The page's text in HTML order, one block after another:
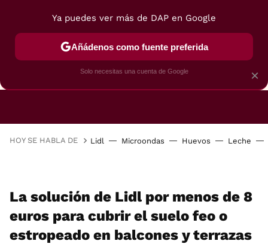
FREIDORAS DE AIRE GUÍAS DE
HOY SE HABLA DE Lidl Microondas Huevos Leche
La solución de Lidl por menos de 8
euros para cubrir el suelo feo o
estropeado en balcones y terrazas
×
Ya puedes ver más de DAP en Google
Añádenos como fuente preferida
Solo necesitas una cuenta de Google